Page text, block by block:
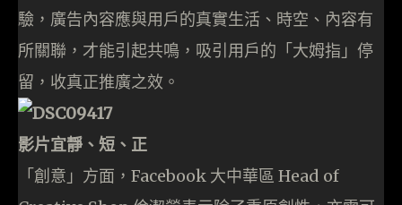
驗，廣告內容應與用戶的真實生活、時空、內容有
所關聯，才能引起共鳴，吸引用戶的「大姆指」停
留，收真正推廣之效。
影片宜靜、短、正
「創意」方面，Facebook 大中華區 Head of